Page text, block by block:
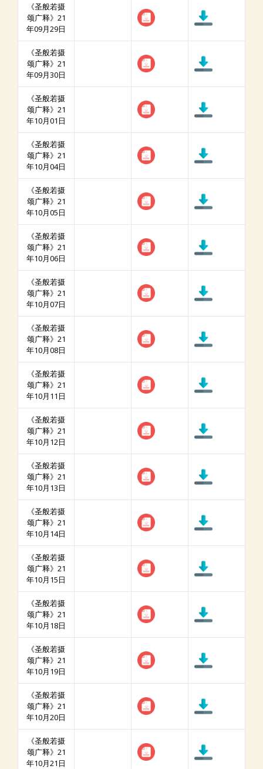
《圣般若摄
颂广释》21
年09月29日
《圣般若摄
颂广释》21
年09月30日
《圣般若摄
颂广释》21
年10月01日
《圣般若摄
颂广释》21
年10月04日
《圣般若摄
颂广释》21
年10月05日
《圣般若摄
颂广释》21
年10月06日
《圣般若摄
颂广释》21
年10月07日
《圣般若摄
颂广释》21
年10月08日
《圣般若摄
颂广释》21
年10月11日
《圣般若摄
颂广释》21
年10月12日
《圣般若摄
颂广释》21
年10月13日
《圣般若摄
颂广释》21
年10月14日
《圣般若摄
颂广释》21
年10月15日
《圣般若摄
颂广释》21
年10月18日
《圣般若摄
颂广释》21
年10月19日
《圣般若摄
颂广释》21
年10月20日
《圣般若摄
颂广释》21
年10月21日